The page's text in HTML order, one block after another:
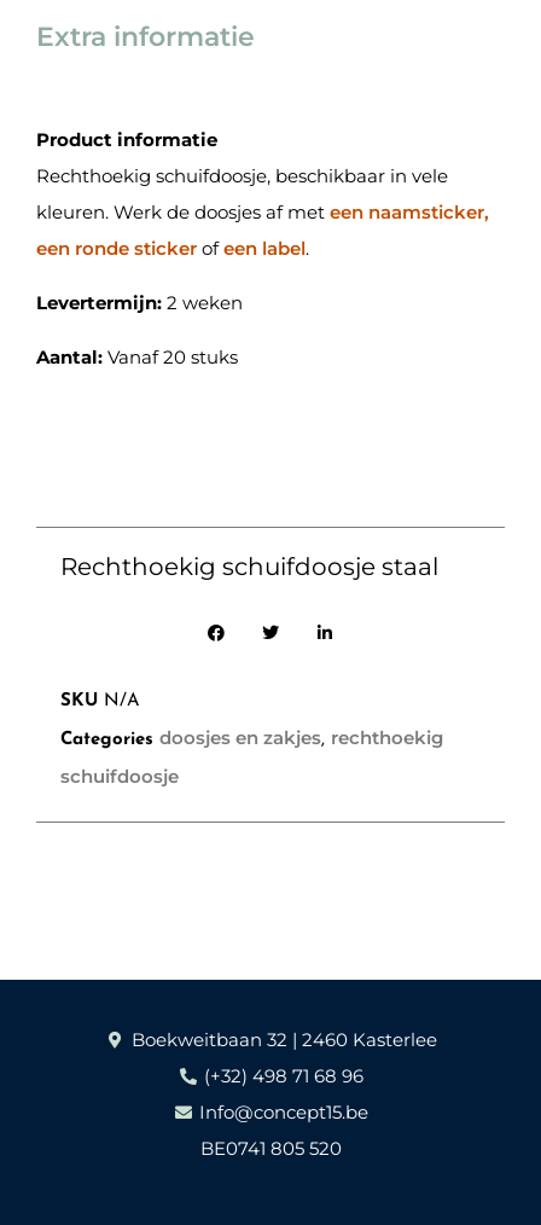
Extra informatie
Product informatie
Rechthoekig schuifdoosje, beschikbaar in vele
kleuren. Werk de doosjes af met een naamsticker,
een ronde sticker ofeen label.
Levertermijn: 2 weken
Aantal: Vanaf 20 stuks
Rechthoekig schuifdoosje staal
SKU N/A
Categories doosjes en zakjes, rechthoekig
schuifdoosje
Boekweitbaan 32 | 2460 Kasterlee
(+32) 498 71 68 96
Info@concept15.be
BE0741 805 520